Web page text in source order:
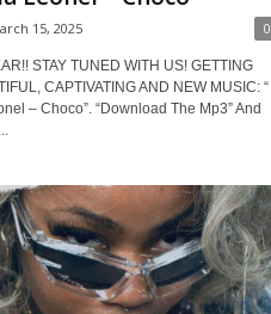
15, 2025 0
STAY TUNED WITH US! GETTING
CAPTIVATING AND NEW MUSIC: “
– Choco”. “Download The Mp3” And